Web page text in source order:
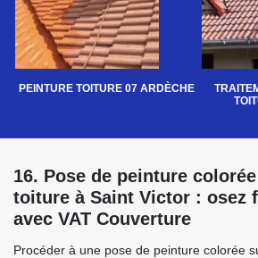
PEINTURE TOITURE 07 ARDÈCHE
16. Pose de peinture
toiture à Saint Victor : osez
avec VAT Couverture
Procéder à une pose de peinture colorée